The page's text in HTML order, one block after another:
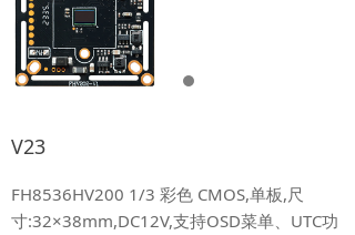
联系我们
V23
FH8536HV200 1/3 彩色 CMOS,单板,尺
寸:32×38mm,DC12V,支持OSD菜单、UTC功